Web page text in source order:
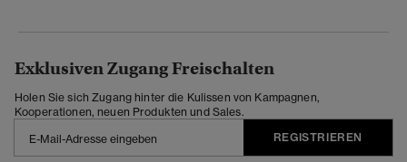
Exklusiven Zugang Freischalten
Holen Sie sich Zugang hinter die Kulissen von Kampagnen,
Kooperationen, neuen Produkten und Sales.
REGISTRIEREN